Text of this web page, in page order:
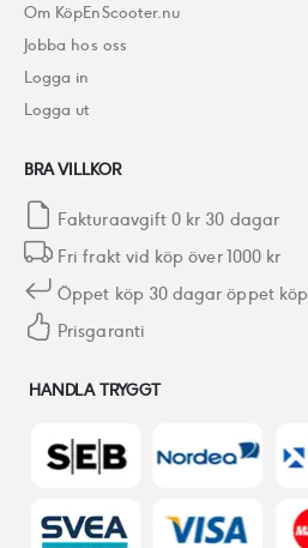
Om KöpEnScooter.nu
Jobba hos oss
Logga in
Logga ut
BRA VILLKOR
Fakturaavgift 0 kr 30 dagar
Fri frakt vid köp över 1000 kr
Öppet köp 30 dagar öppet köp
Prisgaranti
HANDLA TRYGGT